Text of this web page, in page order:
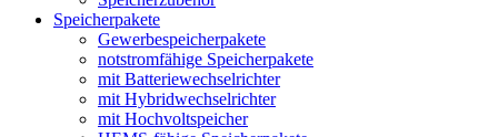
Speicherpakete
Gewerbespeicherpakete
notstromfähige Speicherpakete
mit Batteriewechselrichter
mit Hybridwechselrichter
mit Hochvoltspeicher